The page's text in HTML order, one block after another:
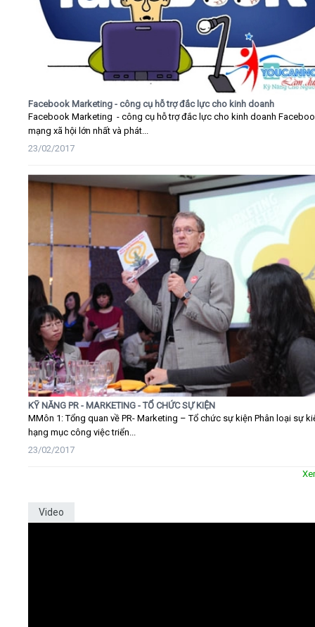
Facebook Marketing - công cụ hỗ trợ đắc lực cho kinh doanh
Facebook Marketing - công cụ hỗ trợ đắc lực cho kinh doanh
mạng xã hội lớn nhất và phát...
23/02/2017
KỸ NĂNG PR - MARKETING - TỔ CHỨC SỰ KIỆN
MMôn 1: Tổng quan về PR- Marketing – Tổ chức sự kiện Phân loại sự
hạng mục công việc triển...
23/02/2017
Video